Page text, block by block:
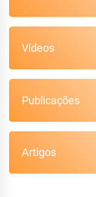
Vídeos
Publicações
Artigos